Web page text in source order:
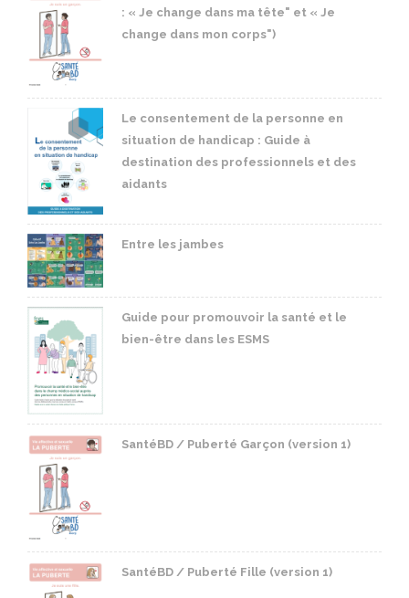
: « Je change dans ma tête" et « Je
change dans mon corps")
Le consentement de la personne en
situation de handicap : Guide à
destination des professionnels et des
aidants
Entre les jambes
Guide pour promouvoir la santé et le
bien-être dans les ESMS
SantéBD / Puberté Garçon (version 1)
SantéBD / Puberté Fille (version 1)